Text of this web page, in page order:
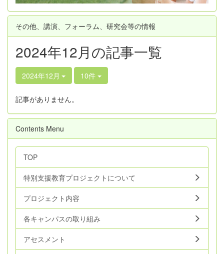
その他、講演、フォーラム、研究会等の情報
2024年12月の記事一覧
2024年12月 10件
記事がありません。
Contents Menu
TOP
特別支援教育プロジェクトについて
プロジェクト内容
各キャンパスの取り組み
アセスメント